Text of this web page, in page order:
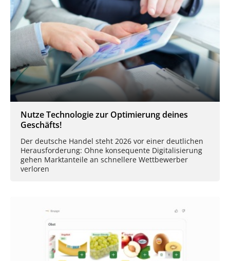
Nutze Technologie zur Optimierung deines
Geschäfts!
Der deutsche Handel steht 2026 vor einer deutlichen
Herausforderung: Ohne konsequente Digitalisierung
gehen Marktanteile an schnellere Wettbewerber
verloren